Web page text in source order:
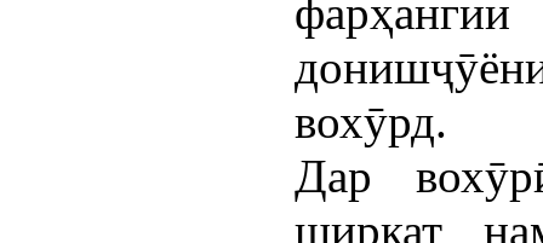
вохӯрд.
Дар
ширкат